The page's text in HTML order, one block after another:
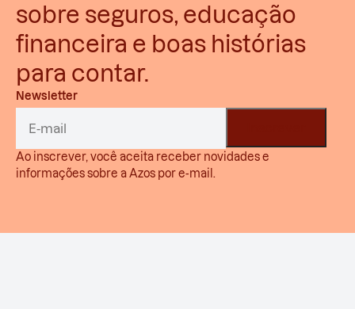
sobre seguros, educação
financeira e boas histórias
para contar.
Newsletter
Ao inscrever, você aceita receber novidades e
informações sobre a Azos por e-mail.